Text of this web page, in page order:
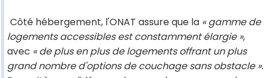
Côté hébergement, l'ONAT assure que la « gamme de
logements accessibles est constamment élargie »,
avec « de plus en plus de logements offrant un plus
grand nombre d'options de couchage sans obstacle ».